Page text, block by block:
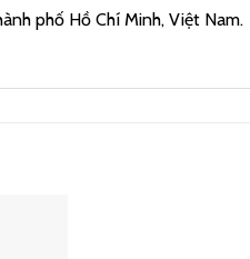
phố Hồ Chí Minh, Việt Nam.